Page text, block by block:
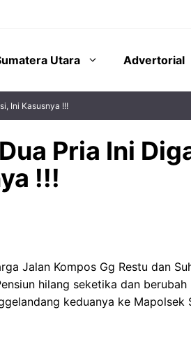
Utara Advertorial
Ini Kasusnya !!!
Pria Ini
!!!
Jalan Kompos Gg Restu dan
hilang seketika dan
keduanya ke Mapolsek